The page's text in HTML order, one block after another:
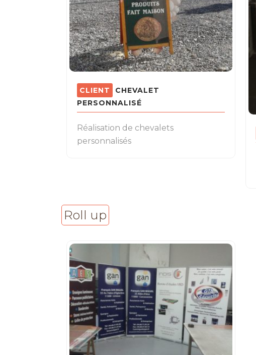
CHEVALET
PERSONNALISÉ
Réalisation de chevalets
personnalisés
Roll up